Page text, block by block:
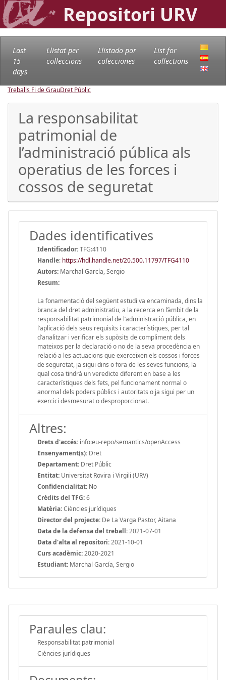
Repositori URV
Last
15
days
Llistat per
col·leccions
Llistado por
colecciones
List for
collections
Treballs Fi de GrauDret Públic
La responsabilitat
patrimonial de
l’administració pública als
operatius de les forces i
cossos de seguretat
Dades identificatives
Identificador:TFG:4110
Handle: https://hdl.handle.net/20.500.11797/TFG4110
Autors: Marchal García, Sergio
Resum:
La fonamentació del següent estudi va encaminada, dins la
branca del dret administratiu, a la recerca en l’àmbit de la
responsabilitat patrimonial de l’administració pública, en
l’aplicació dels seus requisits i característiques, per tal
d’analitzar i verificar els supòsits de compliment dels
mateixos per la declaració o no de la seva procedència en
relació a les actuacions que exerceixen els cossos i forces
de seguretat, ja sigui dins o fora de les seves funcions, la
qual cosa tindrà un veredicte diferent en base a les
característiques dels fets, pel funcionament normal o
anormal dels poders públics i autoritats o ja sigui per un
exercici desmesurat o desproporcionat.
Altres:
Drets d'accés: info:eu-repo/semantics/openAccess
Ensenyament(s): Dret
Departament: Dret Públic
Entitat: Universitat Rovira i Virgili (URV)
Confidencialitat: No
Crèdits del TFG:6
Matèria:Ciències jurídiques
Director del projecte: De La Varga Pastor, Aitana
Data de la defensa del treball:2021-07-01
Data d'alta al repositori:2021-10-01
Curs acadèmic:2020-2021
Estudiant: Marchal García, Sergio
Paraules clau:
Responsabilitat patrimonial
Ciències jurídiques